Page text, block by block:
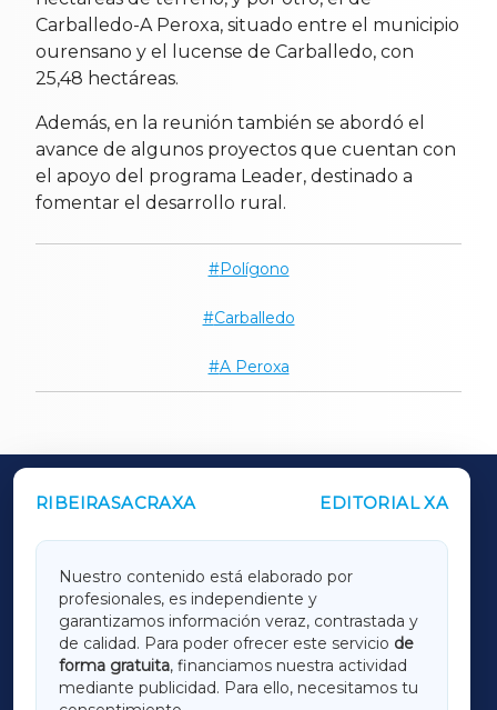
Carballedo-A Peroxa, situado entre el municipio
ourensano y el lucense de Carballedo, con
25,48 hectáreas.
Además, en la reunión también se abordó el
avance de algunos proyectos que cuentan con
el apoyo del programa Leader, destinado a
fomentar el desarrollo rural.
Polígono
Carballedo
A Peroxa
RIBEIRASACRAXA EDITORIAL XA
Nuestro contenido está elaborado por
profesionales, es independiente y
garantizamos información veraz, contrastada y
de calidad. Para poder ofrecer este servicio de
forma gratuita, financiamos nuestra actividad
mediante publicidad. Para ello, necesitamos tu
OUTROS PERIÓDICOS
LUGOXA
TERRACHAXA